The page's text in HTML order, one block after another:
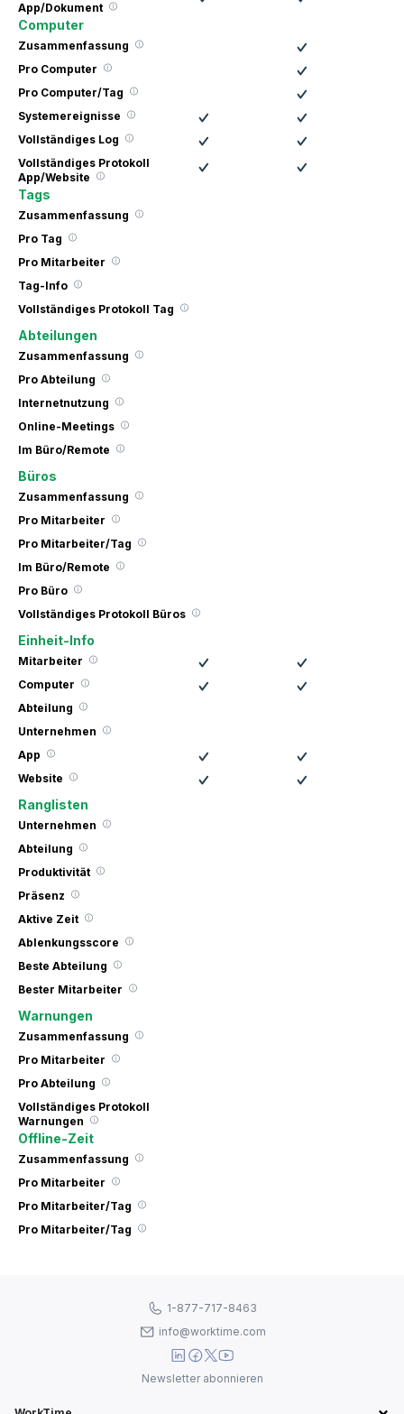
App/Dokument
Computer
Zusammenfassung
Pro Computer
Pro Computer/Tag
Systemereignisse
Vollständiges Log
Vollständiges Protokoll
App/Website
Tags
Zusammenfassung
Pro Tag
Pro Mitarbeiter
Tag-Info
Vollständiges Protokoll Tag
Abteilungen
Zusammenfassung
Pro Abteilung
Internetnutzung
Online-Meetings
Im Büro/Remote
Büros
Zusammenfassung
Pro Mitarbeiter
Pro Mitarbeiter/Tag
Im Büro/Remote
Pro Büro
Vollständiges Protokoll Büros
Einheit-Info
Mitarbeiter
Computer
Abteilung
Unternehmen
App
Website
Ranglisten
Unternehmen
Abteilung
Produktivität
Präsenz
Aktive Zeit
Ablenkungsscore
Beste Abteilung
Bester Mitarbeiter
Warnungen
Zusammenfassung
Pro Mitarbeiter
Pro Abteilung
Vollständiges Protokoll
Warnungen
Offline-Zeit
Zusammenfassung
Pro Mitarbeiter
Pro Mitarbeiter/Tag
Pro Mitarbeiter/Tag
1-877-717-8463
info@worktime.com
Newsletter abonnieren